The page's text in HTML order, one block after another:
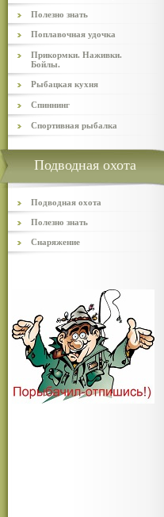
Полезно знать
Поплавочная удочка
Прикормки. Наживки.
Бойлы.
Рыбацкая кухня
Спиннинг
Спортивная рыбалка
Подводная охота
Подводная охота
Полезно знать
Снаряжение